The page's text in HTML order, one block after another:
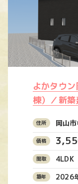
よかタウ
棟）／新
岡山
4LDK
2026